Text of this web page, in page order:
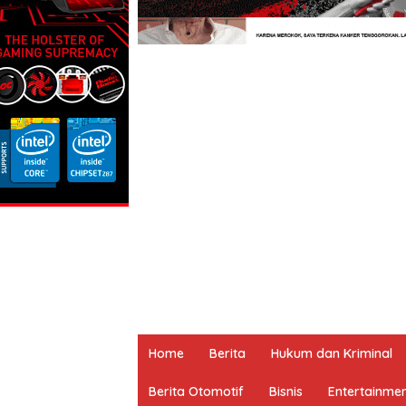
Home Berita Hukum dan Kriminal
Berita Otomotif Bisnis